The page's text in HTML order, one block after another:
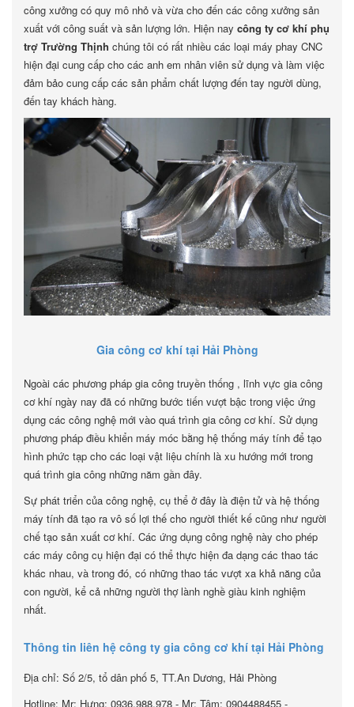
công xưởng có quy mô nhỏ và vừa cho đến các công xưởng sản
xuất với công suất và sản lượng lớn. Hiện nay công ty cơ khí phụ
trợ Trường Thịnh chúng tôi có rất nhiều các loại máy phay CNC
hiện đại cung cấp cho các anh em nhân viên sử dụng và làm việc
đảm bảo cung cấp các sản phẩm chất lượng đến tay người dùng,
đến tay khách hàng.
Gia công cơ khí tại Hải Phòng
Ngoài các phương pháp gia công truyền thống , lĩnh vực gia công
cơ khí ngày nay đã có những bước tiến vượt bậc trong việc ứng
dụng các công nghệ mới vào quá trình gia công cơ khí. Sử dụng
phương pháp điều khiển máy móc bằng hệ thống máy tính để tạo
hình phức tạp cho các loại vật liệu chính là xu hướng mới trong
quá trình gia công những năm gần đây.
Sự phát triển của công nghệ, cụ thể ở đây là điện tử và hệ thống
máy tính đã tạo ra vô số lợi thế cho người thiết kế cũng như người
chế tạo sản xuất cơ khí. Các ứng dụng công nghệ này cho phép
các máy công cụ hiện đại có thể thực hiện đa dạng các thao tác
khác nhau, và trong đó, có những thao tác vượt xa khả năng của
con người, kể cả những người thợ lành nghề giàu kinh nghiệm
nhất.
Thông tin liên hệ công ty gia công cơ khí tại Hải Phòng
Địa chỉ: Số 2/5, tổ dân phố 5, TT.An Dương, Hải Phòng
Hotline: Mr: Hưng: 0936.988.978 - Mr: Tâm: 0904488455 -